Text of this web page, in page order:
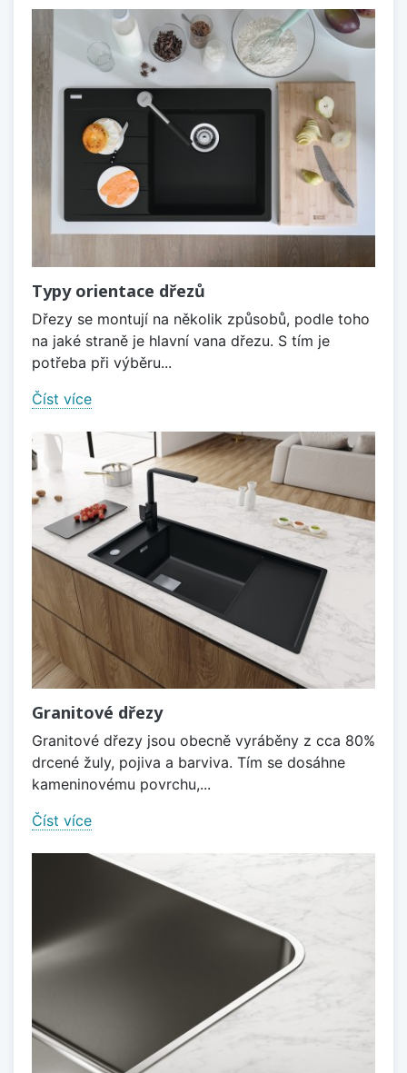
Typy orientace dřezů
Dřezy se montují na několik způsobů, podle toho
na jaké straně je hlavní vana dřezu. S tím je
potřeba při výběru...
Číst více
Granitové dřezy
Granitové dřezy jsou obecně vyráběny z cca 80%
drcené žuly, pojiva a barviva. Tím se dosáhne
kameninovému povrchu,...
Číst více